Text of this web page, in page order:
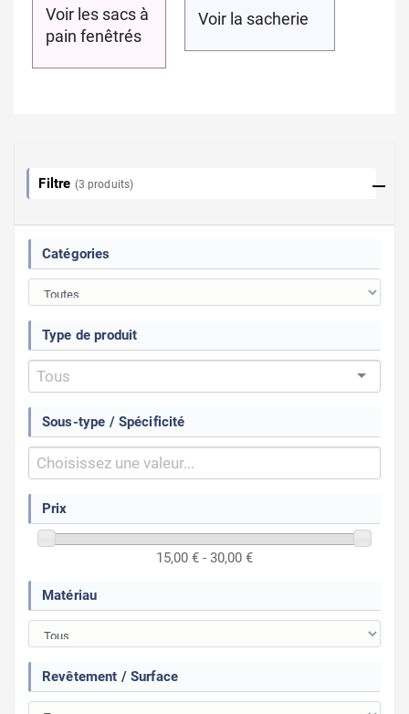
Voir les sacs à
pain fenêtrés
Voir la sacherie
Filtre (3 produits)
Catégories
Type de produit
Sous-type / Spécificité
Prix
15,00 € - 30,00 €
Matériau
Revêtement / Surface